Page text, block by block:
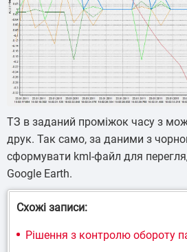
ТЗ в заданий проміжок часу з
друк. Так само, за даними з
сформувати kml-файл для
Google Earth.
Схожі записи:
Рішення з контролю обороту